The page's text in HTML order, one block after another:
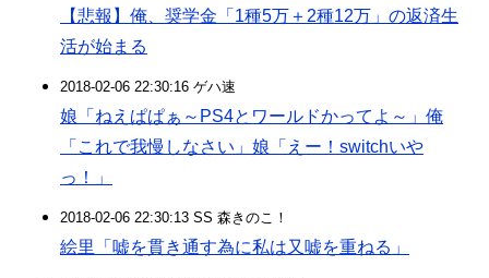
【悲報】俺、奨学金「1種5万＋2種12万」の返済生
活が始まる
2018-02-06 22:30:16 ゲハ速
娘「ねえぱぱぁ～PS4とワールドかってよ～」俺
「これで我慢しなさい」娘「えー！switchいや
っ！」
2018-02-06 22:30:13 SS 森きのこ！
絵里「嘘を貫き通す為に私は又嘘を重ねる」